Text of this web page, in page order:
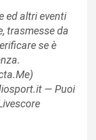
ed altri eventi
trasmesse da
se è
— Puoi